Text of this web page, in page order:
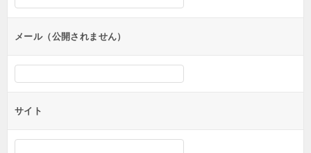
ンメール（公開されません）
サイト